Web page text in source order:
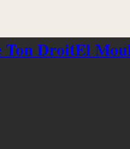
Ton Droit